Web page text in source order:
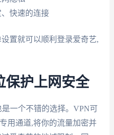
快速的连接
置就可以顺利登录爱奇艺,
保护上网安全
一个不错的选择。VPN可
用通道,将你的流量加密并